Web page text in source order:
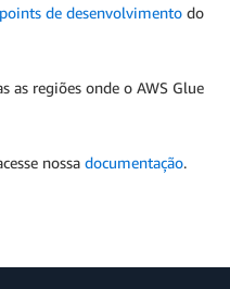
de desenvolvimento do
as regiões onde o AWS Glue
nossa documentação.